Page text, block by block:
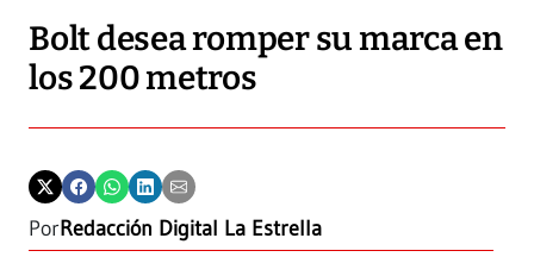
Bolt desea romper su marca en
los 200 metros
PorRedacción Digital La Estrella